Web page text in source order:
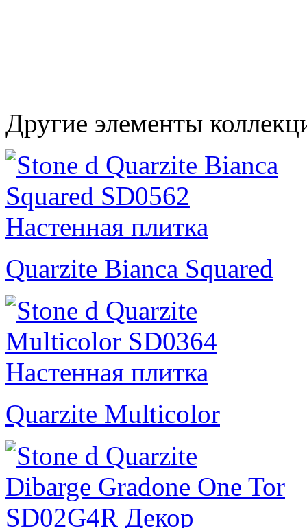
Другие элементы
Quarzite Bianca Squared
Quarzite Multicolor